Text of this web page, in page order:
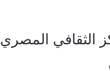
الثقافي